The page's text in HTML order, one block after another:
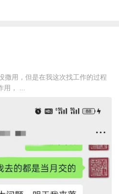
撒用，但是在我这次找工作的过程
， ...